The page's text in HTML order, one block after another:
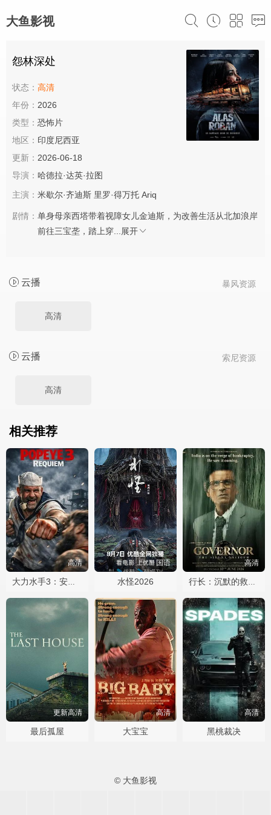
大鱼影视
怨林深处
状态： 高清
年份： 2026
类型： 恐怖片
地区： 印度尼西亚
更新： 2026-06-18
导演： 哈德拉·达英·拉图
主演： 米歇尔·齐迪斯 里罗·得万托 Ariq
剧情： 单身母亲西塔带着视障女儿金迪斯，为改善生活从北加浪岸
前往三宝垄，踏上穿...
展开
暴风资源
云播
高清
索尼资源
云播
高清
相关推荐
高清
大力水手3：安魂曲
国语
水怪2026
高清
行长：沉默的救世主
更新高清
最后孤屋
高清
大宝宝
高清
黑桃裁决
© 大鱼影视